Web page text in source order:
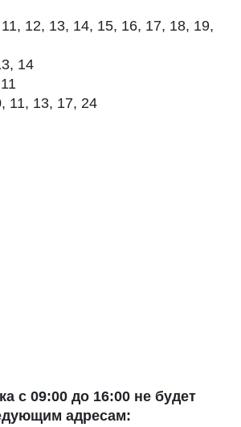
12, 13, 14, 15, 16, 17, 18, 19,
14
11, 13, 17, 24
с 09:00 до 16:00 не будет
адресам: